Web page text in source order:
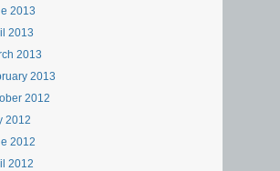
2013
2013
2013
2013
2012
2012
2012
2012